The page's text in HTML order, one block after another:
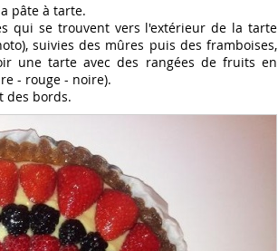
pâte à tarte.
qui se trouvent vers l'extérieur de la tarte
suivies des mûres puis des framboises,
une tarte avec des rangées de fruits en
- rouge - noire).
des bords.